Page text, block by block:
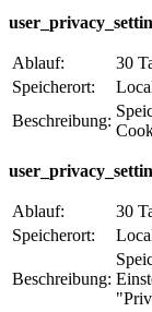
Ablauf:
30
Speicherort:
Beschreibung:
Ablauf:
30
Speicherort:
Beschreibung: